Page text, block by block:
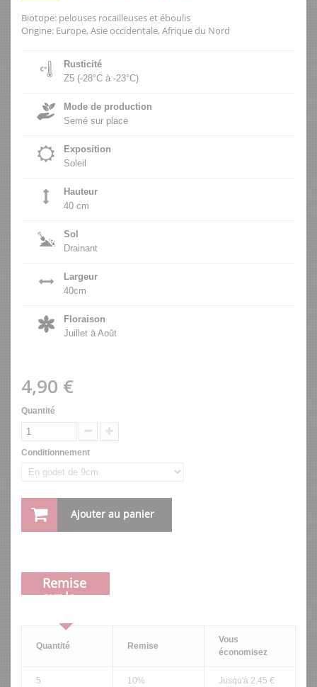
Biotope: pelouses rocailleuses et éboulis
Origine: Europe, Asie occidentale, Afrique du Nord
Rusticité
Z5 (-28°C à -23°C)
Mode de production
Semé sur place
Exposition
Soleil
Hauteur
40 cm
Sol
Drainant
Largeur
40cm
Floraison
Juillet à Août
4,90 €
Quantité
Conditionnement
Ajouter au panier
Remise
sur la
Quantité Remise
Vous
économisez
5 10% Jusqu'à 2,45 €